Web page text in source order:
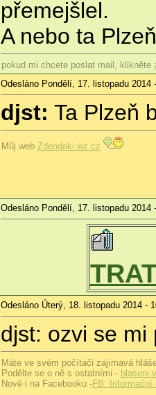
přemejšlel.
A nebo ta
pokud mi chcete poslat mail, klikněte
Odesláno Pondělí, 17. listopadu 2014
djst: Ta Plzeň
Můj web Zdendaki.wz.cz
Odesláno Pondělí, 17. listopadu 2014
Odesláno Úterý, 18. listopadu 2014 -
djst: ozvi se
Máte ve svém počítači zajímavá
Podělte se o ně s ostatními -
Nově i na Facebooku -FB: